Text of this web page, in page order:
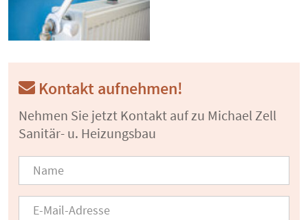
Kontakt aufnehmen!
Nehmen Sie jetzt Kontakt auf zu Michael Zell
Sanitär- u. Heizungsbau